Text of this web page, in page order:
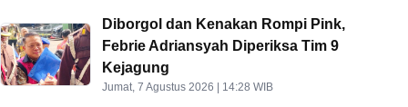
Diborgol dan Kenakan Rompi Pink,
Febrie Adriansyah Diperiksa Tim 9
Kejagung
Jumat, 7 Agustus 2026 | 14:28 WIB